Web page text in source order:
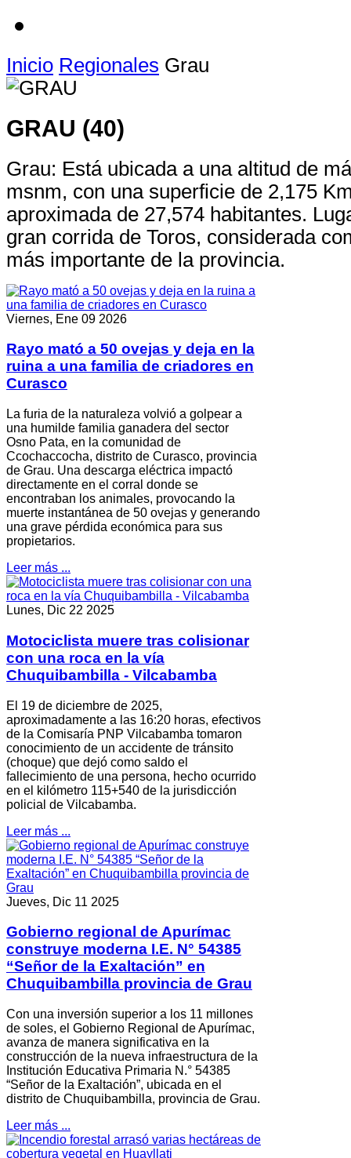
Inicio Regionales Grau
GRAU (40)
Grau: Está ubicada a una altitud de
msnm, con una superficie de 2,175
aproximada de 27,574 habitantes.
gran corrida de Toros, considerada
más importante de la provincia.
Viernes, Ene 09 2026
Rayo mató a 50 ovejas y deja en la
ruina a una familia de criadores en
Curasco
La furia de la naturaleza volvió a golpear a
una humilde familia ganadera del sector
Osno Pata, en la comunidad de
Ccochaccocha, distrito de Curasco, provincia
de Grau. Una descarga eléctrica impactó
directamente en el corral donde se
encontraban los animales, provocando la
muerte instantánea de 50 ovejas y generando
una grave pérdida económica para sus
propietarios.
Leer más ...
Lunes, Dic 22 2025
Motociclista muere tras colisionar
con una roca en la vía
Chuquibambilla - Vilcabamba
El 19 de diciembre de 2025,
aproximadamente a las 16:20 horas, efectivos
de la Comisaría PNP Vilcabamba tomaron
conocimiento de un accidente de tránsito
(choque) que dejó como saldo el
fallecimiento de una persona, hecho ocurrido
en el kilómetro 115+540 de la jurisdicción
policial de Vilcabamba.
Leer más ...
Jueves, Dic 11 2025
Gobierno regional de Apurímac
construye moderna I.E. N° 54385
“Señor de la Exaltación” en
Chuquibambilla provincia de Grau
Con una inversión superior a los 11 millones
de soles, el Gobierno Regional de Apurímac,
avanza de manera significativa en la
construcción de la nueva infraestructura de la
Institución Educativa Primaria N.° 54385
“Señor de la Exaltación”, ubicada en el
distrito de Chuquibambilla, provincia de Grau.
Leer más ...